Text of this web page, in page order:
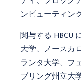
ンピューティン
関与する HBCU
大学、ノースカ
ランタ大学、フ
ブリング州立大